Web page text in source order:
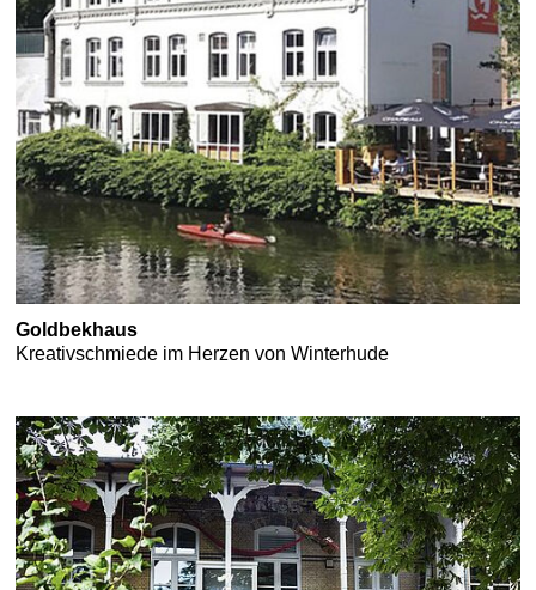
Goldbekhaus
Kreativschmiede im Herzen von Winterhude